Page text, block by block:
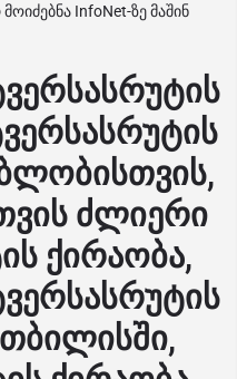
InfoNet-ზე მაშინ
ძლიერი
ქირაობა,